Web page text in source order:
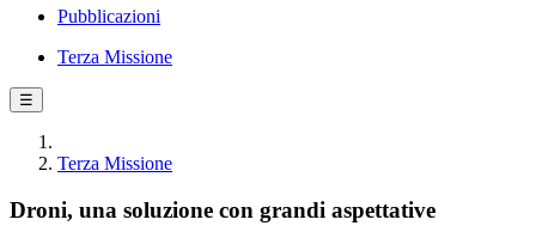
Pubblicazioni
Terza Missione
☰
Terza Missione
Droni, una soluzione con grandi aspettative